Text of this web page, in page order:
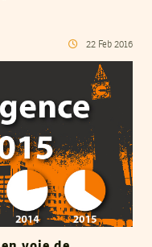
22 Feb 2016